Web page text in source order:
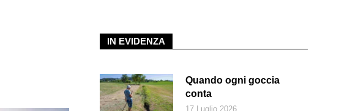
IN EVIDENZA
Quando ogni goccia
conta
17 Luglio 2026